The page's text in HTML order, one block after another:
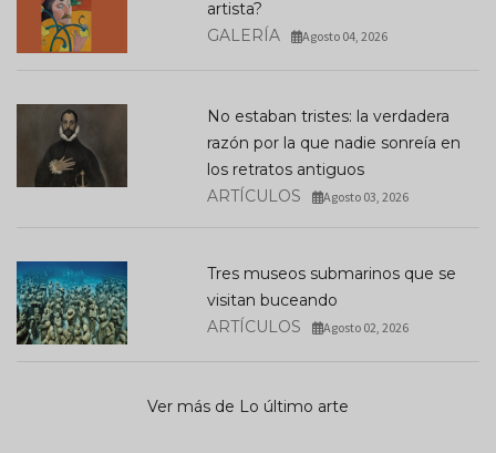
artista?
GALERÍA
Agosto 04, 2026
No estaban tristes: la verdadera
razón por la que nadie sonreía en
los retratos antiguos
ARTÍCULOS
Agosto 03, 2026
Tres museos submarinos que se
visitan buceando
ARTÍCULOS
Agosto 02, 2026
Ver más de Lo último arte